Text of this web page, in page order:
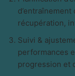
récupération,
Suivi &
performances
progression et